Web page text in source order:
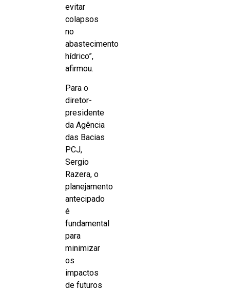
evitar
colapsos
no
abastecimento
hídrico”,
afirmou.
Para o
diretor-
presidente
da Agência
das Bacias
PCJ,
Sergio
Razera, o
planejamento
antecipado
é
fundamental
para
minimizar
os
impactos
de futuros